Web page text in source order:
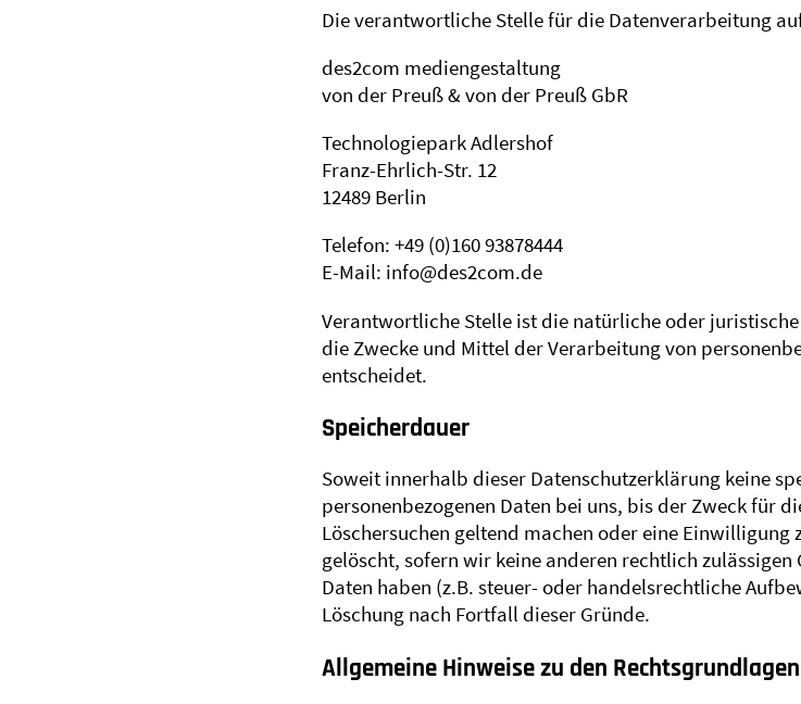
Die verantwortliche Stelle für die Datenverarbeitung
des2com mediengestaltung
von der Preuß & von der Preuß GbR
Technologiepark Adlershof
Franz-Ehrlich-Str. 12
12489 Berlin
Telefon: +49 (0)160 93878444
E-Mail: info@des2com.de
Verantwortliche Stelle ist die natürliche oder
die Zwecke und Mittel der Verarbeitung von
entscheidet.
Speicherdauer
Soweit innerhalb dieser Datenschutzerklärung keine
personenbezogenen Daten bei uns, bis der Zweck für
Löschersuchen geltend machen oder eine
gelöscht, sofern wir keine anderen rechtlich
Daten haben (z.B. steuer- oder handelsrechtliche
Löschung nach Fortfall dieser Gründe.
Allgemeine Hinweise zu den